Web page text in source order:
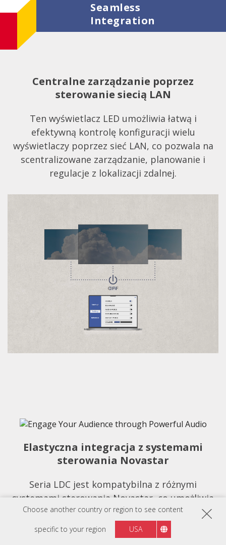
Choose another country or region to see content
specific to your region USA
Seamless
Integration
Centralne zarządzanie poprzez
sterowanie siecią LAN
Ten wyświetlacz LED umożliwia łatwą i
efektywną kontrolę konfiguracji wielu
wyświetlaczy poprzez sieć LAN, co pozwala na
scentralizowane zarządzanie, planowanie i
regulacje z lokalizacji zdalnej.
Elastyczna integracja z systemami
sterowania Novastar
Seria LDC jest kompatybilna z różnymi
systemami sterowania Novastar, co umożliwia
elastyczne wdrożenie. Niezależnie od tego, czy
instalujemy nowe, czy modernizujemy istniejące
konfiguracje, gwarantujemy bezproblemową